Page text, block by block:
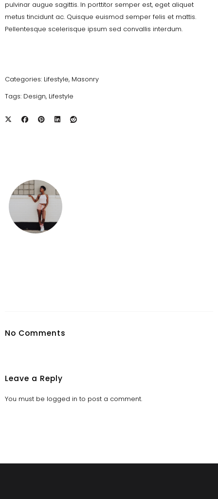
pulvinar augue sagittis. In porttitor semper est, eget aliquet
metus tincidunt ac. Quisque euismod semper felis et mattis.
Pellentesque scelerisque ipsum sed convallis interdum.
Categories: Lifestyle, Masonry
Tags: Design, Lifestyle
No Comments
Leave a Reply
You must be logged in to post a comment.